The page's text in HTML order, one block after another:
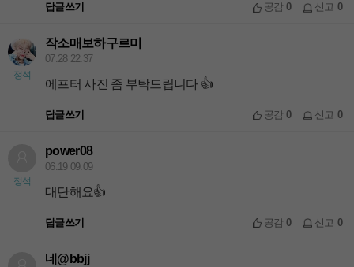
답글쓰기 공감0 신고 0
정석
작소매보하구르미
07.28 22:37
에프터 사진 좀 부탁드립니다 👍
답글쓰기 공감0 신고 0
정석
power08
06.19 09:09
대단해요👍
답글쓰기 공감0 신고 0
네@bbjj